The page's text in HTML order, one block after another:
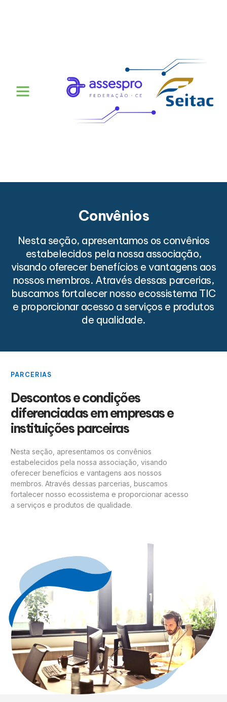
Convênios
Nesta seção, apresentamos os convênios
estabelecidos pela nossa associação,
visando oferecer benefícios e vantagens aos
nossos membros. Através dessas parcerias,
buscamos fortalecer nosso ecossistema TIC
e proporcionar acesso a serviços e produtos
de qualidade.
PARCERIAS
Descontos e condições
diferenciadas em empresas e
instituições parceiras
Nesta seção, apresentamos os convênios
estabelecidos pela nossa associação, visando
oferecer benefícios e vantagens aos nossos
membros. Através dessas parcerias, buscamos
fortalecer nosso ecossistema e proporcionar acesso
a serviços e produtos de qualidade.